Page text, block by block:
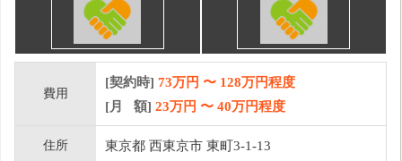
費用
[契約時] 73万円 〜 128万円程度
[月 額] 23万円 〜 40万円程度
住所 東京都 西東京市 東町3-1-13